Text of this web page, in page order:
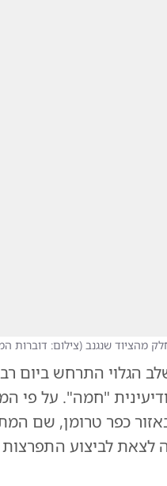
מהציוד שנגנב (צילום: דוברות
הגלוי התרחש ביום
"חמה". על פי
כפר טרומן, שם
לצאת לביצוע